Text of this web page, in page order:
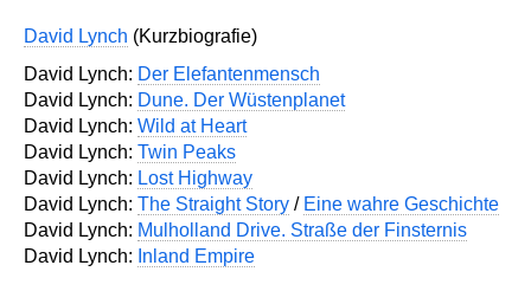
David Lynch (Kurzbiografie)
David Lynch: Der Elefantenmensch
David Lynch: Dune. Der Wüstenplanet
David Lynch: Wild at Heart
David Lynch: Twin Peaks
David Lynch: Lost Highway
David Lynch: The Straight Story / Eine wahre Geschichte
David Lynch: Mulholland Drive. Straße der Finsternis
David Lynch: Inland Empire